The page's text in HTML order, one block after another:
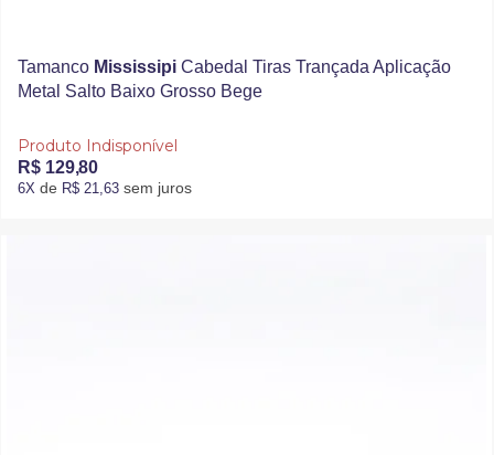
Tamanco Mississipi Cabedal Tiras Trançada Aplicação
Metal Salto Baixo Grosso Bege
Produto Indisponível
R$ 129,80
6X de R$ 21,63 sem juros